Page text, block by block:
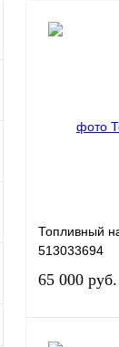
В избранное
Топливный
513033694
65 000 руб.